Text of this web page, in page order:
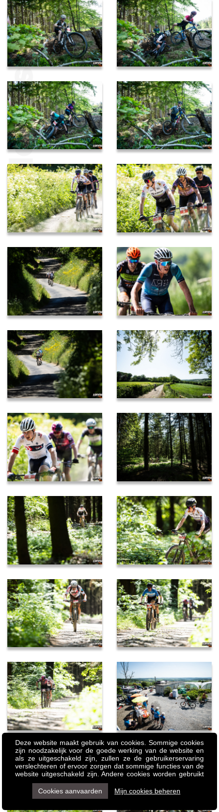
Médias
Deze website maakt gebruik van cookies. Sommige cookies
zijn noodzakelijk voor de goede werking van de website en
als ze uitgeschakeld zijn, zullen ze de gebruikerservaring
verslechteren of ervoor zorgen dat sommige functies van de
website uitgeschakeld zijn. Andere cookies worden gebruikt
voor analyse- of marketingdoeleinden. Cookies stellen ons in
staat om content en advertenties te personaliseren,
socialemediafuncties aan te bieden en ons verkeer te
Cookies aanvaarden Mijn cookies beheren